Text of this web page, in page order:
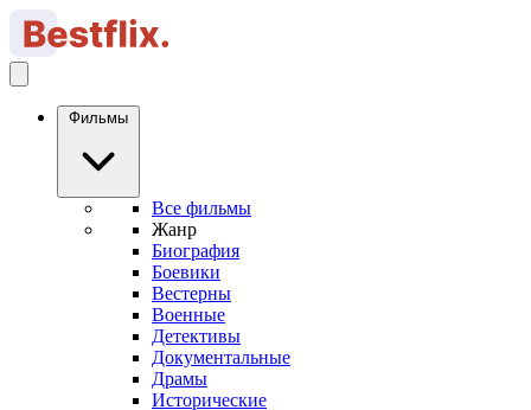
Фильмы
Все фильмы
Жанр
Биография
Боевики
Вестерны
Военные
Детективы
Документальные
Драмы
Исторические